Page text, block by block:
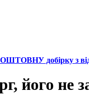
добірку з
його не